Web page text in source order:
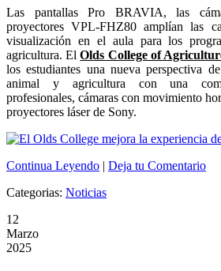
Las pantallas Pro BRAVIA, las
proyectores VPL-FHZ80 amplían las
visualización en el aula para los
agricultura. ElOlds College of
los estudiantes una nueva perspectiva
animal y agricultura con una
profesionales, cámaras con movimiento
proyectores láser de Sony.
Continua Leyendo | Deja tu Comentario
Categorias: Noticias
12
Marzo
2025